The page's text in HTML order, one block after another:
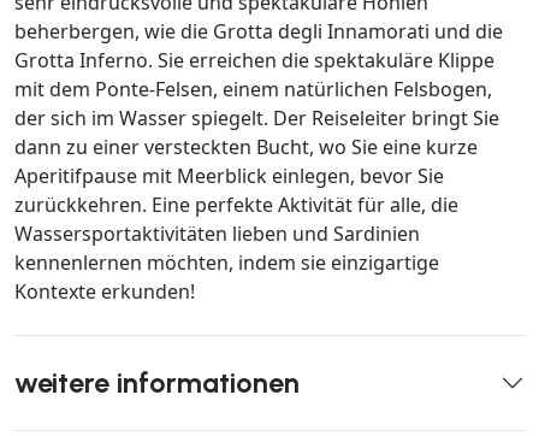
beherbergen, wie die Grotta degli Innamorati und die
Grotta Inferno. Sie erreichen die spektakuläre Klippe
mit dem Ponte-Felsen, einem natürlichen Felsbogen,
der sich im Wasser spiegelt. Der Reiseleiter bringt Sie
dann zu einer versteckten Bucht, wo Sie eine kurze
Aperitifpause mit Meerblick einlegen, bevor Sie
zurückkehren. Eine perfekte Aktivität für alle, die
Wassersportaktivitäten lieben und Sardinien
kennenlernen möchten, indem sie einzigartige
Kontexte erkunden!
weitere informationen